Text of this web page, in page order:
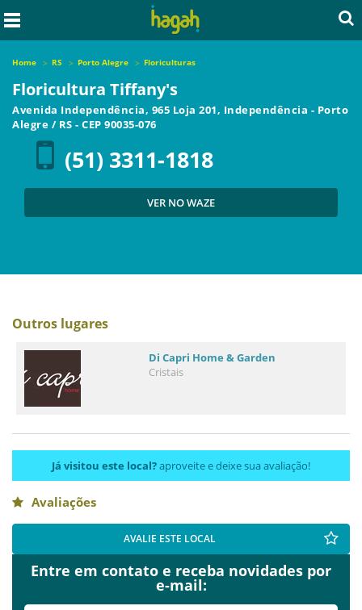
Home RS Porto Alegre Floriculturas
Floricultura Tiffany's
Avenida Independência, 965 Loja 201, Independência - Porto
Alegre / RS - CEP 90035-076
(51) 3311-1818
VER NO WAZE
Outros lugares
Di Capri Home & Garden
Cristais
Já visitou este local?aproveite e deixe sua avaliação!
Avaliações
AVALIE ESTE LOCAL
Entre em contato e receba novidades por
e-mail: